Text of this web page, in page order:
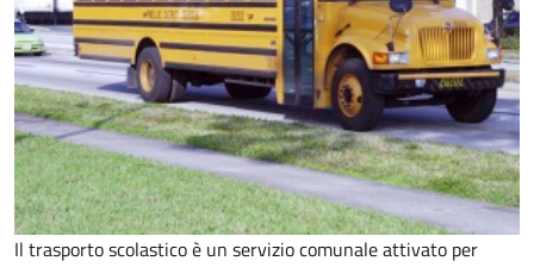
Il trasporto scolastico è un servizio comunale attivato per